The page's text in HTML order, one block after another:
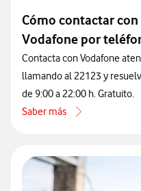
Cómo contactar
Vodafone por
Contacta con Vodafone
llamando al 22123 y
de 9:00 a 22:00 h. Gratuito.
Saber más
acerca de Cómo